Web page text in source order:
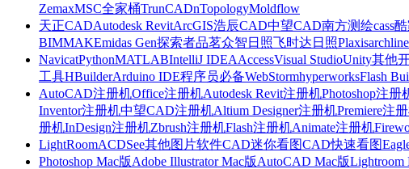
ZemaxMSC全家桶TrunCADnTopologyMoldflow
天正CADAutodesk RevitArcGIS浩辰CAD中望CAD南方测绘cass
BIMMAKEmidas Gen探索者品茗众智日照飞时达日照Plaxis
NavicatPythonMATLABIntelliJ IDEAAccessVisual StudioUnity其他
工具HBuilderArduino IDE程序员必备WebStormhyperworksFlash
AutoCAD注册机Office注册机Autodesk Revit注册机Photoshop注册
Inventor注册机中望CAD注册机Altium Designer注册机Premiere注
册机InDesign注册机Zbrush注册机Flash注册机Animate注册机
LightRoomACDSee其他图片软件CAD迷你看图CAD快速看图
Photoshop Mac版Adobe Illustrator Mac版AutoCAD Mac版Lightroom